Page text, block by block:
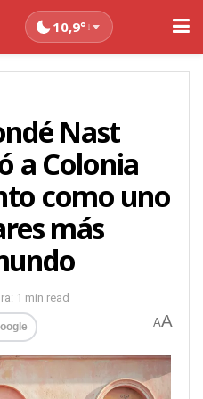
10,9°↓
Nast
a Colonia
como uno
más
1 min read
AA